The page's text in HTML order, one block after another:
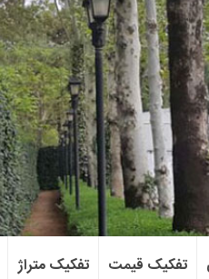
تفکیک قیمت تفکیک متراژ